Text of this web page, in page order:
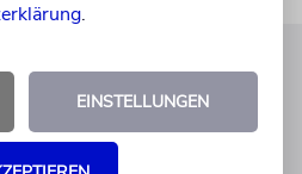
275833 0
Do 9-17 Uhr
.
EINSTELLUNGEN